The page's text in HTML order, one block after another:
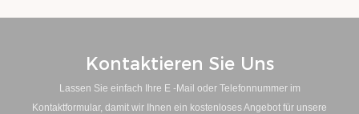
Kontaktieren Sie Uns
Lassen Sie einfach Ihre E -Mail oder Telefonnummer im
Kontaktformular, damit wir Ihnen ein kostenloses Angebot für unsere